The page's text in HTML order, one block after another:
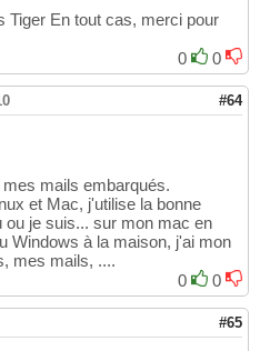
Tiger En tout cas, merci pour
0
0
#64
mails embarqués.
et Mac, j'utilise la bonne
je suis... sur mon mac en
Windows à la maison, j'ai mon
mes mails, ....
0
0
#65